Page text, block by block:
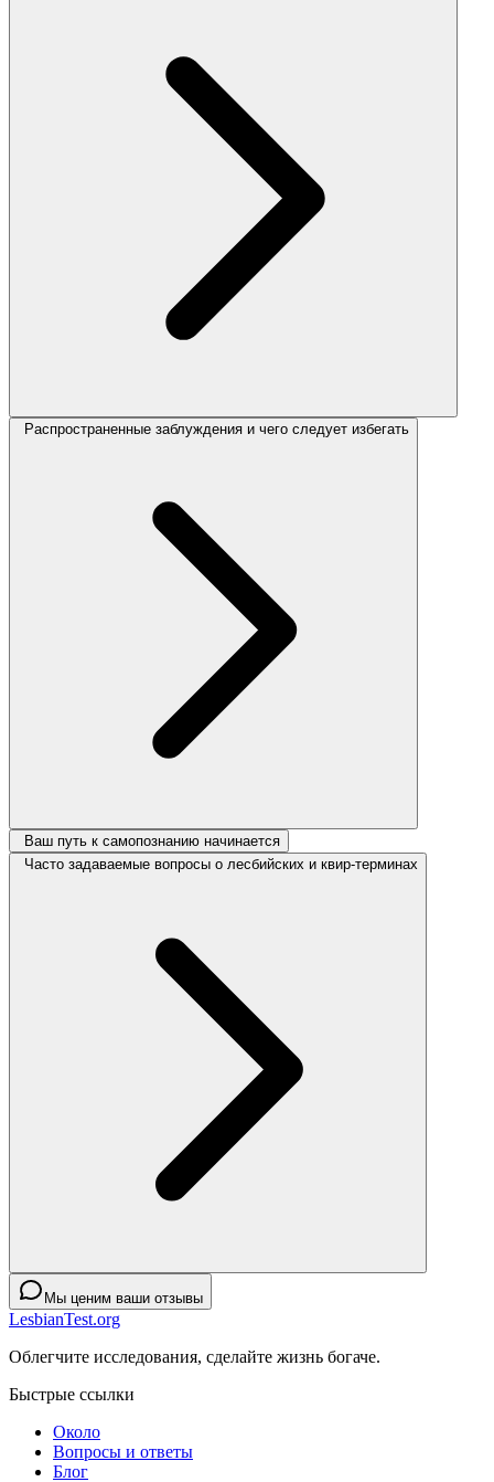
Распространенные заблуждения и чего следует избегать
Ваш путь к самопознанию начинается
Часто задаваемые вопросы о лесбийских и квир-терминах
Мы ценим ваши отзывы
LesbianTest.org
Облегчите исследования, сделайте жизнь богаче.
Быстрые ссылки
Около
Вопросы и ответы
Блог